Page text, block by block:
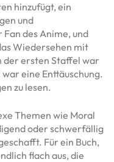
hinzufügt, ein
und
des Anime, und
Wiedersehen mit
der ersten Staffel war
eine Enttäuschung.
zu lesen.
Themen wie Moral
oder schwerfällig
Für ein Buch,
flach aus, die